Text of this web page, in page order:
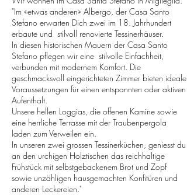
"Im «etwas anderen» Albergo, der Casa Santo
Stefano erwarten Dich zwei im 18. Jahrhundert
erbaute und stilvoll renovierte Tessinerhäuser.
In diesen historischen Mauern der Casa Santo
Stefano pflegen wir eine stilvolle Einfachheit,
verbunden mit modernem Komfort. Die
geschmacksvoll eingerichteten Zimmer bieten ideale
Voraussetzungen für einen entspannten oder aktiven
Aufenthalt.
Unsere hellen Loggias, die offenen Kamine sowie
eine herrliche Terrasse mit der Traubenpergola
laden zum Verweilen ein.
In unseren zwei grossen Tessinerküchen, geniesst du
an den urchigen Holztischen das reichhaltige
Frühstück mit selbstgebackenem Brot und Zopf
sowie unzähligen hausgemachten Konfitüren und
anderen Leckereien."